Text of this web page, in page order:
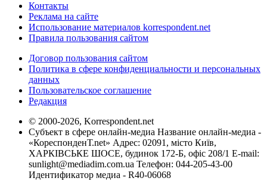
Контакты
Реклама на сайте
Использование материалов korrespondent.net
Правила пользования сайтом
Договор пользования сайтом
Политика в сфере конфиденциальности и персональных
данных
Пользовательское соглашение
Редакция
© 2000-2026, Korrespondent.net
Субъект в сфере онлайн-медиа Название онлайн-медиа -
«КореспонденТ.net» Адрес: 02091, місто Київ,
ХАРКІВСЬКЕ ШОСЕ, будинок 172-Б, офіс 208/1 E-mail:
sunlight@mediadim.com.ua Телефон: 044-205-43-00
Идентификатор медиа - R40-06068